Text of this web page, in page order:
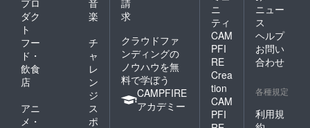
ダク
ト
楽
フー
ド・
飲食
店
チ
ャ
レ
ン
ジ
アニ
メ・
ス
ポ
求
クラウドファ
ンディングの
ノウハウを無
料で学ぼう
CAMPFIRE
アカデミー
ニ
ティ
CAM
PFI
RE
Crea
tion
CAM
PFI
ニュー
ス
ヘルプ
お問い
合わせ
各種規定
利用規